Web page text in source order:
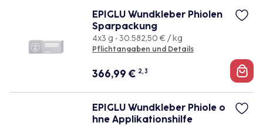
EPIGLU Wundkleber Phiolen
Sparpackung
4x3 g • 30.582,50 € / kg
Pflichtangaben und Details
366,99 € 2, 3
EPIGLU Wundkleber Phiole o
hne Applikationshilfe